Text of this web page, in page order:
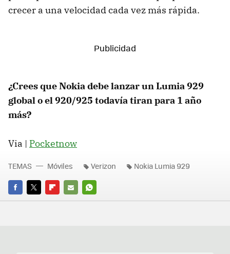
crecer a una velocidad cada vez más rápida.
¿Crees que Nokia debe lanzar un Lumia 929
global o el 920/925 todavía tiran para 1 año
más?
Via | Pocketnow
FACEBOOK
TWITTERFLIPBOARD
E-
WHATSAPP
TEMAS Móviles Verizon Nokia Lumia 929